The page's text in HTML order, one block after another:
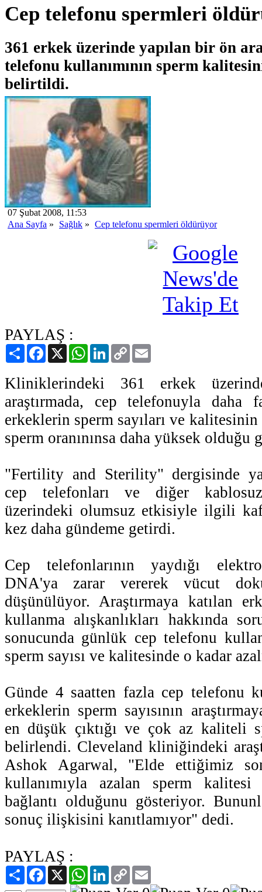
Cep telefonu spermleri
361 erkek üzerinde yapılan bir ön
telefonu kullanımının sperm
belirtildi.
07 Şubat 2008, 11:53
Ana Sayfa » Sağlık » Cep telefonu spermleri öldürüyor
PAYLAŞ :
PaylaşFacebook
X WhatsAppLinkedIn
Copy
Link
Kliniklerindeki 361 erkek
araştırmada, cep telefonuyla daha
erkeklerin sperm sayıları ve
sperm oranınınsa daha yüksek olduğu
"Fertility and Sterility" dergisinde
cep telefonları ve diğer
üzerindeki olumsuz etkisiyle ilgili
kez daha gündeme getirdi.
Cep telefonlarının yaydığı
DNA'ya zarar vererek vücut
düşünülüyor. Araştırmaya katılan
kullanma alışkanlıkları hakkında
sonucunda günlük cep telefonu
sperm sayısı ve kalitesinde o kadar
Günde 4 saatten fazla cep telefonu
erkeklerin sperm sayısının
en düşük çıktığı ve çok az kaliteli
belirlendi. Cleveland kliniğindeki
Ashok Agarwal, "Elde ettiğimiz
kullanımıyla azalan sperm
bağlantı olduğunu gösteriyor.
sonuç ilişkisini kanıtlamıyor" dedi.
PAYLAŞ :
PaylaşFacebook
X WhatsAppLinkedIn
Copy
Link